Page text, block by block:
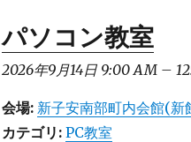
パソコン教室
2026年9月14日 9:00 AM–
会場: 新子安南部町内会館(新
カテゴリ: PC教室